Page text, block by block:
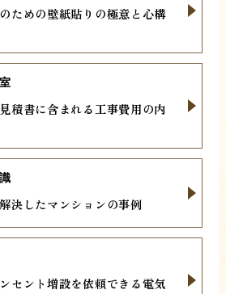
ための壁紙貼りの極意と心構
積書に含まれる工事費用の内
決したマンションの事例
セント増設を依頼できる電気